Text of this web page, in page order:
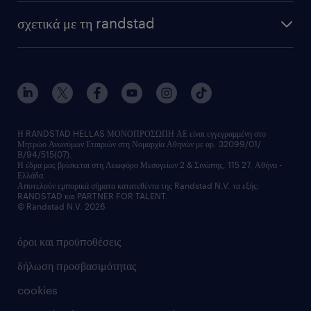
webinars
εκπαίδευση εργαζομένων
υπηρεσίες inhouse
υπηρεσίες redeployment
workforce insights
επικοινώνησε μαζί μας
employer brand
σχετικά με τη randstad
τα γραφεία μας
δελτία τύπου
οικονομικά στοιχεία
επικοινώνησε μαζί μας
όροι και προϋποθέσεις
δήλωση προσβασιμότητας
cookies
Η RANDSTAD HELLAS ΜΟΝΟΠΡΟΣΩΠΗ ΑΕ είναι εγγεγραμμένη στο
Μητρώο Ανωνύμων Εταιριών στη Νομαρχία Αθηνών με αρ. 32099/01/
Β/94/515(07).
Η έδρα μας βρίσκεται στη Λεωφόρο Μεσογείων 2 & Σινώπης, 115 27, Αθήνα -
Ελλάδα.
Αποτελούν εμπορικά σήματα κατατεθέντα της Randstad N.V. τα εξής:
RANDSTAD και PARTNER FOR TALENT.
© Randstad N.V. 2026